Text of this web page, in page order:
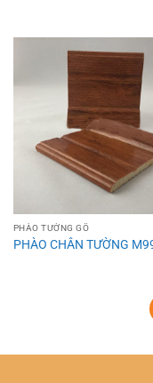
PHÀO TƯỜNG GỖ
PHÀO CHÂN TƯỜNG